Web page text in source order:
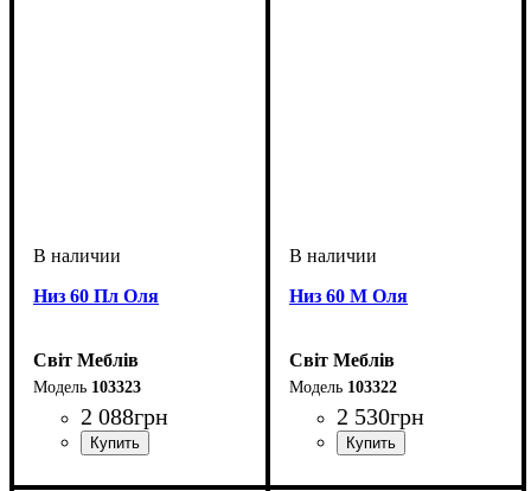
Низ 60 Пл Оля
Світ Меблів
103323
2 088грн
Низ 60 М Оля
Світ Меблів
103322
2 530грн